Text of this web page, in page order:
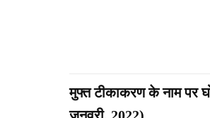
मुफ्त टीकाकरण के नाम पर